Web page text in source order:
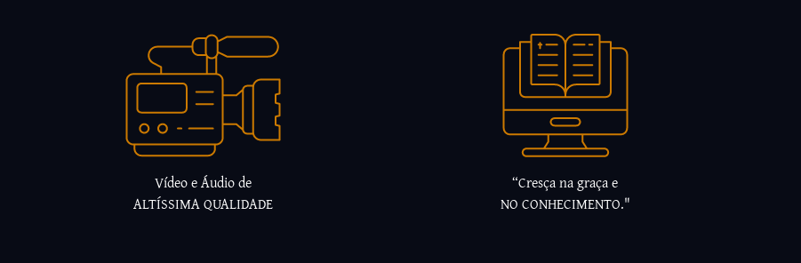
Vídeo e Áudio de
ALTÍSSIMA QUALIDADE
“Cresça na graça e
NO CONHECIMENTO."